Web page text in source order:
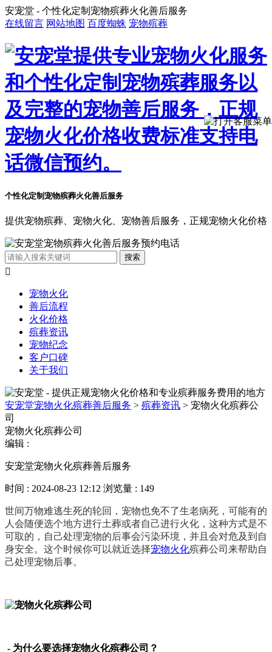
安宠堂 - 个性化定制宠物殡葬火化善后服务
在线留言 网站地图 百度蜘蛛 宠物殡葬
个性化定制宠物殡葬火化善后服务
提供宠物殡葬、宠物火化、宠物善后服务，正规宠物火化价格

宠物火化
善后流程
火化价格
殡葬资讯
宠物纪念
客户口碑
关于我们
安宠堂宠物火化殡葬善后服务 > 殡葬资讯 > 宠物火化殡葬公
司
宠物火化殡葬公司
编辑 :
安宠堂宠物火化殡葬善后服务
时间 : 2024-08-23 12:12 浏览量 : 149
世间万物难逃生死的轮回，宠物也免不了生老病死，可能有的
人会随便选个地方进行土葬或者自己进行火化，这种方式是不
可取的，自己处理宠物的后事会污染环境，并且会对危及到自
身安全。这个时候你可以就近选择宠物火化殡葬公司来帮助自
己处理宠物后事。
- 为什么要选择宠物火化殡葬公司？